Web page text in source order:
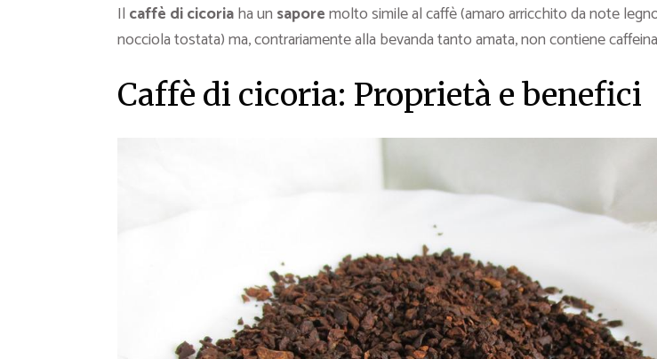
Il caffè di cicoriaha un saporemolto simile al caffè (amaro arricchito da note
nocciola tostata) ma, contrariamente alla bevanda tanto amata, non contiene
Caffè di cicoria: Proprietà e benefici